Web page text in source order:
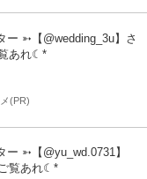
➳【@wedding_3u】さ
あれ☾*
(PR)
➳【@yu_wd.0731】
覧あれ☾*